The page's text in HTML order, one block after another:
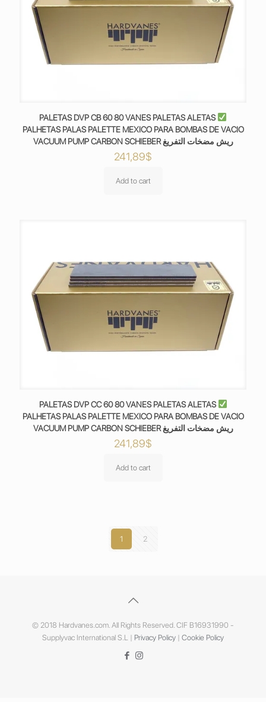
PALETAS DVP CB 60 80 VANES PALETAS ALETAS
PALHETAS PALAS PALETTE MEXICO PARA BOMBAS DE VACIO
VACUUM PUMP CARBON SCHIEBER ريش مضخات التفريغ
241,89$
Add to cart
PALETAS DVP CC 60 80 VANES PALETAS ALETAS
PALHETAS PALAS PALETTE MEXICO PARA BOMBAS DE VACIO
VACUUM PUMP CARBON SCHIEBER ريش مضخات التفريغ
241,89$
Add to cart
1 2
© 2018 Hardvanes.com. All Rights Reserved. CIF B16931990 -
Supplyvac International S.L | Privacy Policy | Cookie Policy